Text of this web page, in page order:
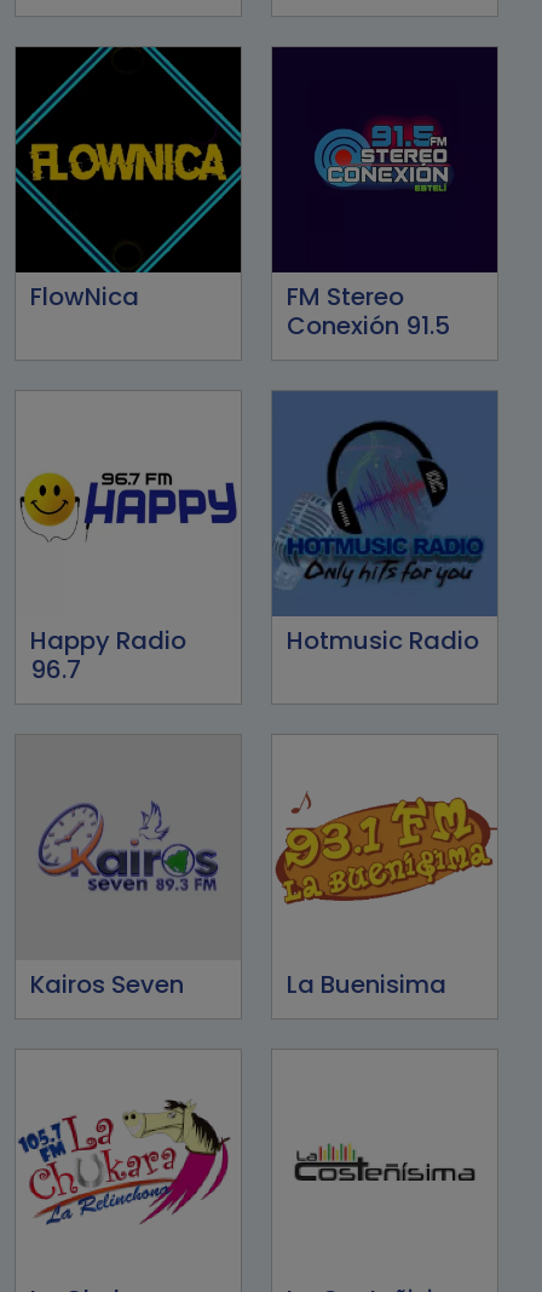
FlowNica
FM Stereo
Conexión 91.5
Happy Radio
96.7
Hotmusic Radio
Kairos Seven La Buenisima